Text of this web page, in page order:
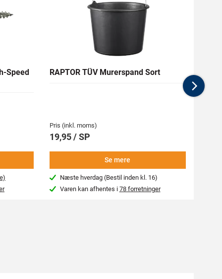
Speed
RAPTOR TÜV Murerspand Sort
Pris (inkl. moms)
19,95 / SP
Se mere
Næste hverdag (Bestil inden kl. 16)
Varen kan afhentes i 78 forretninger